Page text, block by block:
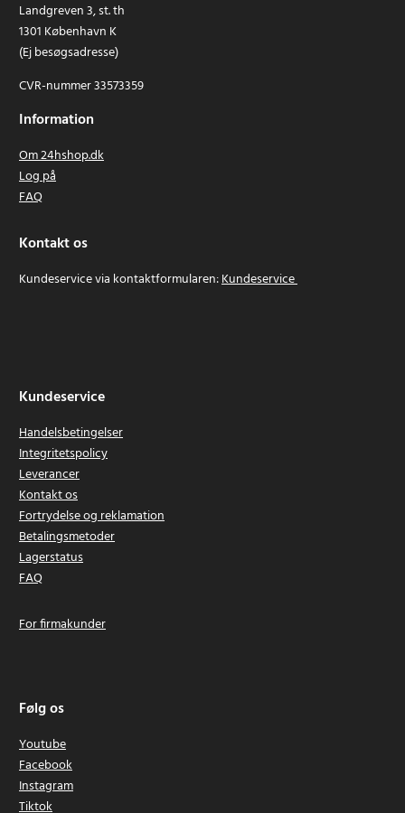
Landgreven 3, st. th
1301 København K
(Ej besøgsadresse)
CVR-nummer 33573359
Information
Om 24hshop.dk
Log på
FAQ
Kontakt os
Kundeservice via kontaktformularen:Kundeservice
Kundeservice
Handelsbetingelser
Integritetspolicy
Leverancer
Kontakt os
Fortrydelse og reklamation
Betalingsmetoder
Lagerstatus
FAQ
For firmakunder
Følg os
Youtube
Facebook
Instagram
Tiktok